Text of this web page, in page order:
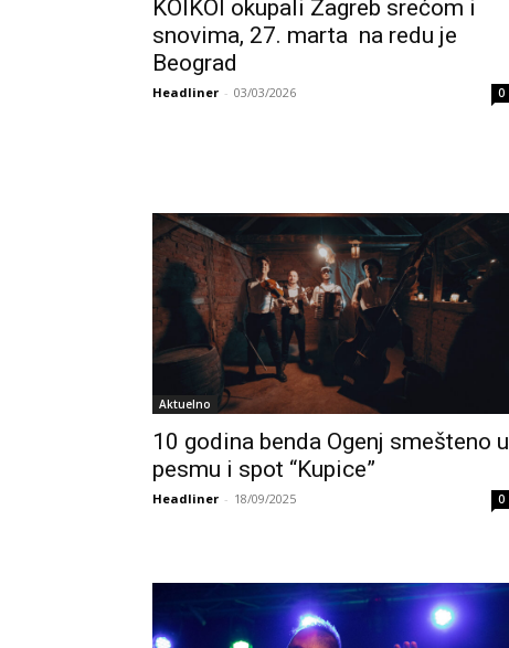
KOIKOI okupali Zagreb srećom i
snovima, 27. marta na redu je
Beograd
Headliner - 03/03/2026 0
Aktuelno
10 godina benda Ogenj smešteno u
pesmu i spot “Kupice”
Headliner - 18/09/2025 0